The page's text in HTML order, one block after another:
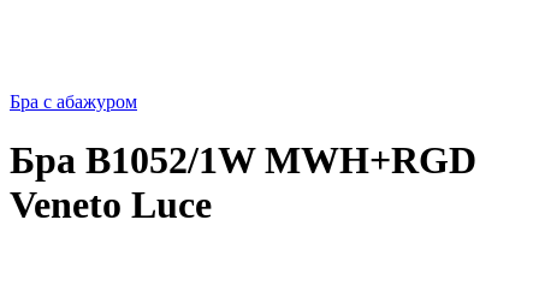
Бра с абажуром
Бра B1052/1W MWH+RGD
Veneto Luce